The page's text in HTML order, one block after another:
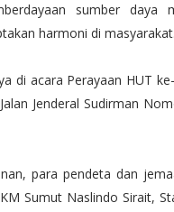
sumber daya
harmoni di masyarakat.
di acara Perayaan HUT
Jenderal Sudirman
para pendeta dan
Sumut Naslindo Sirait,